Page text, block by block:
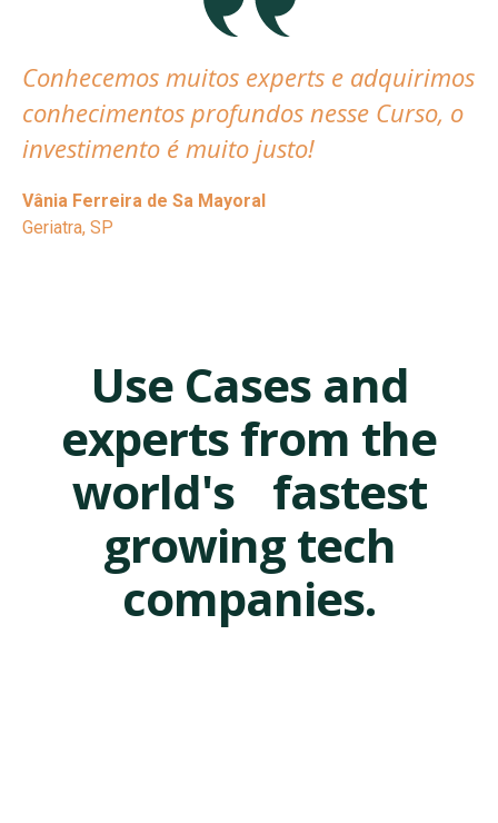
Conhecemos muitos experts e adquirimos
conhecimentos profundos nesse Curso, o
investimento é muito justo!
Vânia Ferreira de Sa Mayoral
Geriatra, SP
Use Cases and
experts from the
world's fastest
growing tech
companies.